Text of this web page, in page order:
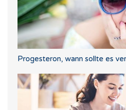
Progesteron, wann sollte es